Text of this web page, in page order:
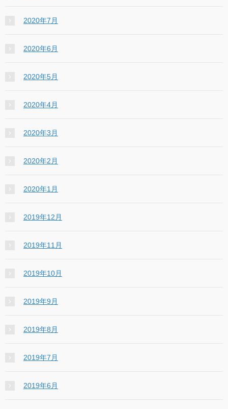
2020年7月
2020年6月
2020年5月
2020年4月
2020年3月
2020年2月
2020年1月
2019年12月
2019年11月
2019年10月
2019年9月
2019年8月
2019年7月
2019年6月